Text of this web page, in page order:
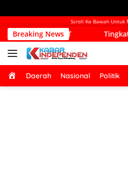
Scroll Ke Bawah Untuk
Breaking News
Tingkatkan Pelayanan
Home
Daerah Nasional Politik